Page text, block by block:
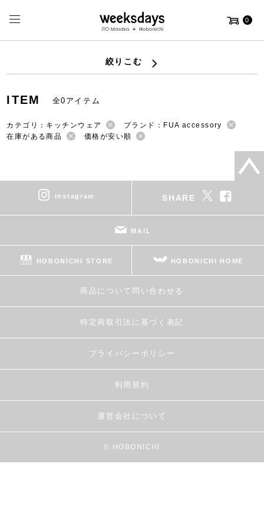
0
絞りこむ
ITEM 全0アイテム
カテゴリ：キッチンウェア
ブランド：FUA accessory
在庫がある商品
価格が安い順
instagram SHARE
MAIL
HOBONICHI STORE HOBONICHI HOME
商品について問い合わせる
特定商取引法に基づく表記
プライバシーポリシー
利用規約
運営会社について
© HOBONICHI